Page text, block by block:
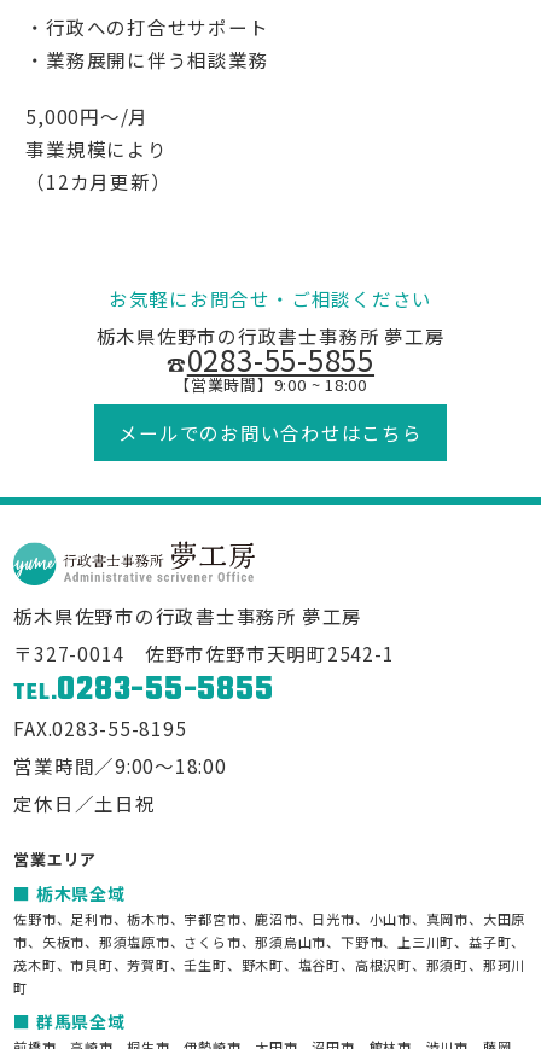
・行政への打合せサポート
・業務展開に伴う相談業務
5,000円～/月
事業規模により
（12カ月更新）
お気軽にお問合せ・ご相談ください
栃木県佐野市の行政書士事務所 夢工房
☎0283-55-5855
【営業時間】9:00 ~ 18:00
メールでのお問い合わせはこちら
栃木県佐野市の行政書士事務所 夢工房
〒327-0014 佐野市佐野市天明町2542-1
TEL.0283-55-5855
FAX.0283-55-8195
営業時間／9:00～18:00
定休日／土日祝
営業エリア
栃木県全域
佐野市、足利市、栃木市、宇都宮市、鹿沼市、日光市、小山市、真岡市、大田原
市、矢板市、那須塩原市、さくら市、那須烏山市、下野市、上三川町、益子町、
茂木町、市貝町、芳賀町、壬生町、野木町、塩谷町、高根沢町、那須町、那珂川
町
群馬県全域